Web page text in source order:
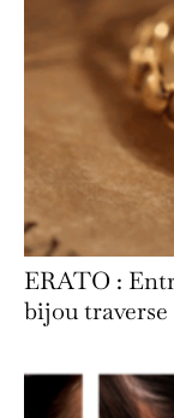
ERATO :
bijou traverse